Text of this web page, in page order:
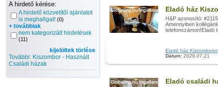
A hirdető kérése:
A hirdető közvetítői ajánlatot
is meghallgat! (0)
+ továbbiak
nem kategorizált hirdetések
(11)
kijelöltek törlése
További: Kiszombor - Használt
Családi házak
Eladó ház
H&P azonosító:
Amennyiben
telefonszámon!Eladó
Eladó ház
Dátum: 2026.07.21
Eladó családi